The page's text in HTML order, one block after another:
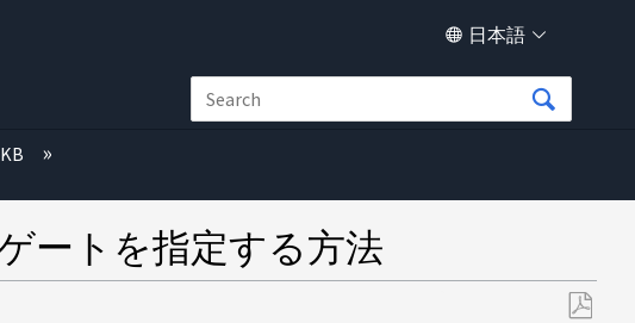
日本語
ートを指定する方法